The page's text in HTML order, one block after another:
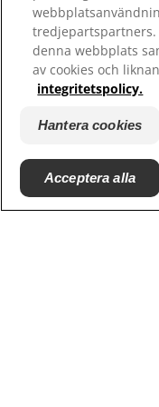
Kontakta oss
Webbplatskarta
Hill's 100%
tredjepartspartners.
denna webbplats
av cookies och
integritetspolicy.
Hantera cookies
Acceptera alla